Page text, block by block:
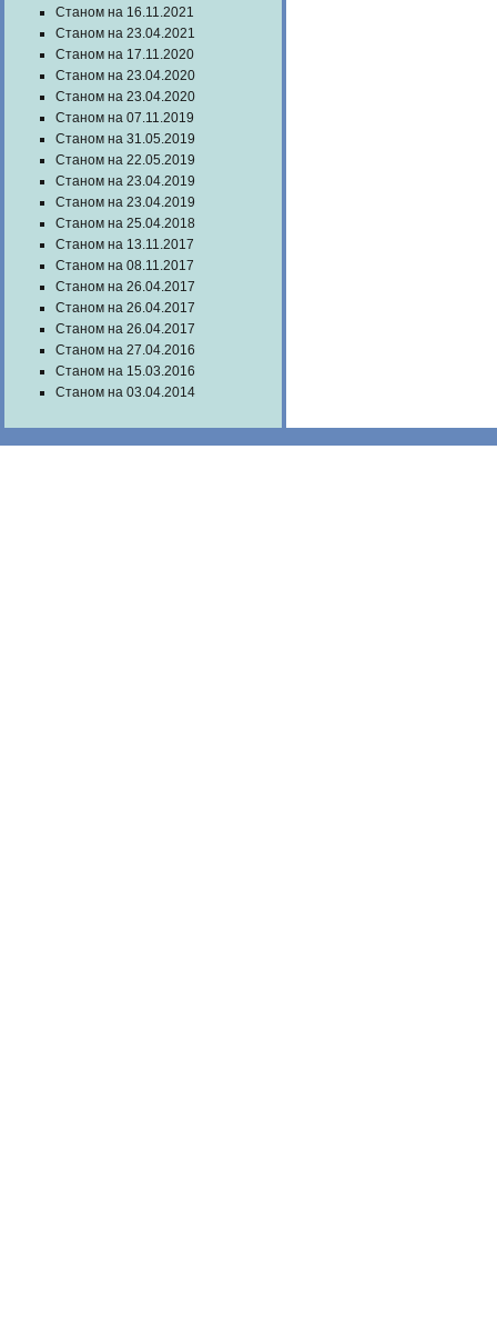
Станом на 16.11.2021
Станом на 23.04.2021
Станом на 17.11.2020
Станом на 23.04.2020
Станом на 23.04.2020
Станом на 07.11.2019
Станом на 31.05.2019
Станом на 22.05.2019
Станом на 23.04.2019
Станом на 23.04.2019
Станом на 25.04.2018
Станом на 13.11.2017
Станом на 08.11.2017
Станом на 26.04.2017
Станом на 26.04.2017
Станом на 26.04.2017
Станом на 27.04.2016
Станом на 15.03.2016
Станом на 03.04.2014